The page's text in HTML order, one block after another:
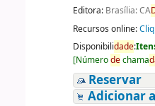
Editora: Brasília: CA
Recursos online:
Disponibilidade:
[Númerodechama
Reservar
Adicionar